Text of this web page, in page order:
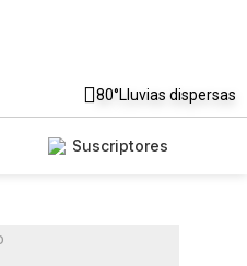
80°Lluvias dispersas
Suscriptores